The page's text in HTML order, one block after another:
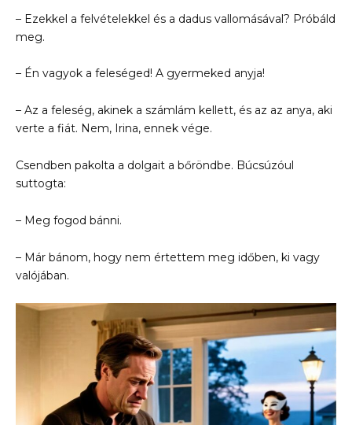
– Ezekkel a felvételekkel és a dadus vallomásával? Próbáld
meg.
– Én vagyok a feleséged! A gyermeked anyja!
– Az a feleség, akinek a számlám kellett, és az az anya, aki
verte a fiát. Nem, Irina, ennek vége.
Csendben pakolta a dolgait a bőröndbe. Búcsúzóul
suttogta:
– Meg fogod bánni.
– Már bánom, hogy nem értettem meg időben, ki vagy
valójában.